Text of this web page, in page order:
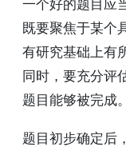
一个好的题目应
既要聚焦于某个
有研究基础上有
同时，要充分评
题目能够被完成。
题目初步确定后